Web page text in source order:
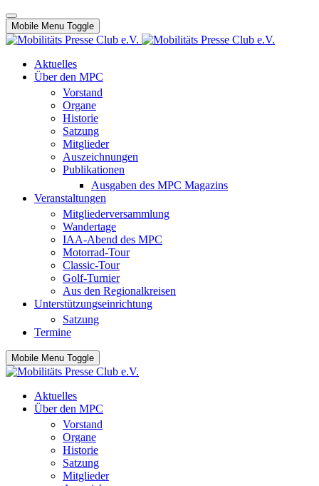
Mobile Menu Toggle
Aktuelles
Über den MPC
Vorstand
Organe
Historie
Satzung
Mitglieder
Auszeichnungen
Publikationen
Ausgaben des MPC Magazins
Veranstaltungen
Mitgliederversammlung
Wandertage
IAA-Abend des MPC
Motorrad-Tour
Classic-Tour
Golf-Turnier
Aus den Regionalkreisen
Unterstützungseinrichtung
Satzung
Termine
Mobile Menu Toggle
Aktuelles
Über den MPC
Vorstand
Organe
Historie
Satzung
Mitglieder